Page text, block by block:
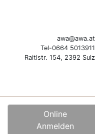
awa@awa.at
Tel-0664 5013911
Raitlstr. 154, 2392 Sulz
Online
Anmelden